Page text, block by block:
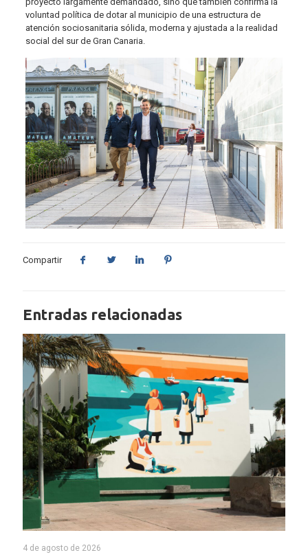
voluntad política de dotar al municipio de una estructura de
atención sociosanitaria sólida, moderna y ajustada a la realidad
social del sur de Gran Canaria.
Compartir
Entradas relacionadas
4 de agosto de 2026